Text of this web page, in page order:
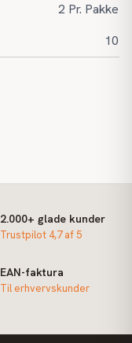
2 Pr. Pakke
10
2.000+ glade kunder
Trustpilot 4,7 af 5
EAN-faktura
Til erhvervskunder